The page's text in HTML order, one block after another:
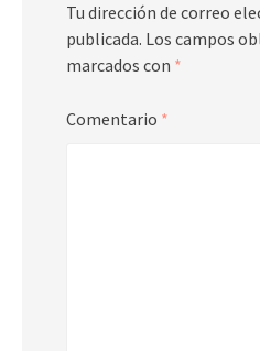
Tu dirección de correo
publicada. Los campos
marcados con *
Comentario *